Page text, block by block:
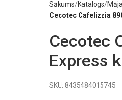
Sākums Katalogs
Cecotec Cafelizzia
Cecotec
Express
SKU: 8435484015745